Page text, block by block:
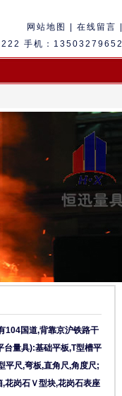
网站地图
在线留言 |
手机：13503279652
104国道,背靠京沪铁路干
台量具):基础平板,T型槽平
平尺,弯板,直角尺,角度尺;
花岗石Ｖ型块,花岗石表座